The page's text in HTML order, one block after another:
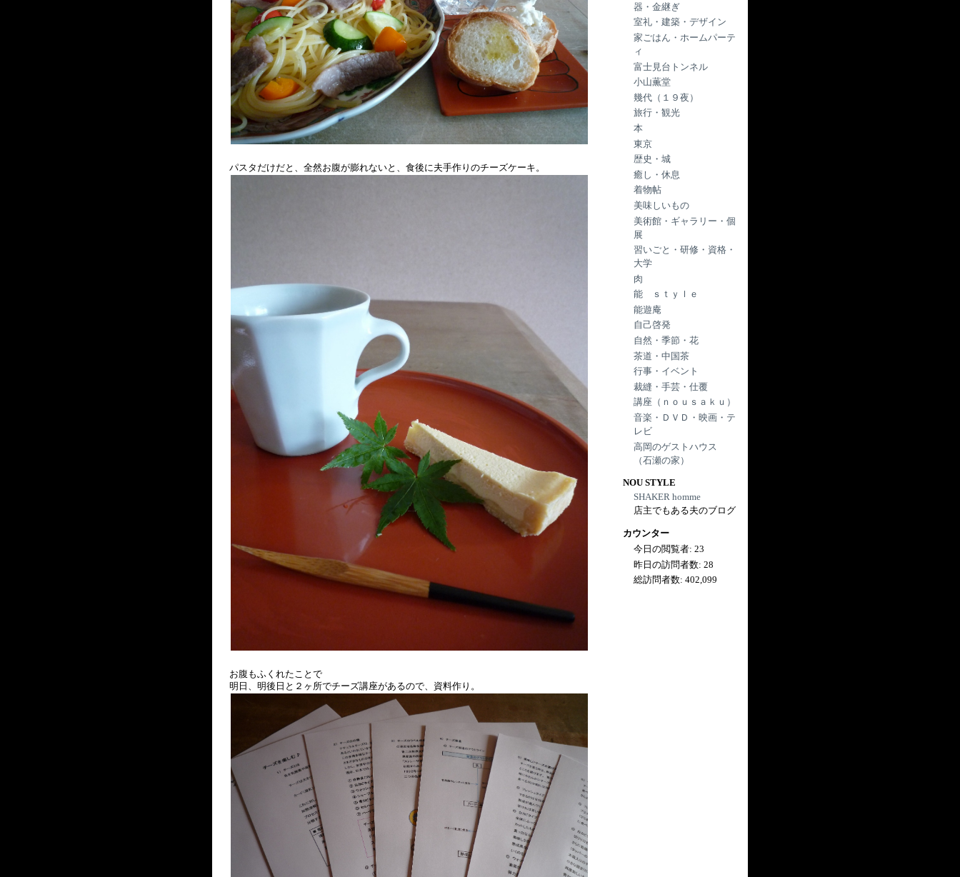
パスタだけだと、全然お腹が膨れないと、食後に夫手作りのチーズケーキ。
お腹もふくれたことで
明日、明後日と２ヶ所でチーズ講座があるので、資料作り。
器・金継ぎ
室礼・建築・デザイン
家ごはん・ホームパーテ
ィ
富士見台トンネル
小山薫堂
幾代（１９夜）
旅行・観光
本
東京
歴史・城
癒し・休息
着物帖
美味しいもの
美術館・ギャラリー・個
展
習いごと・研修・資格・
大学
肉
能 ｓｔｙｌｅ
能遊庵
自己啓発
自然・季節・花
茶道・中国茶
行事・イベント
裁縫・手芸・仕覆
講座（ｎｏｕｓａｋｕ）
音楽・ＤＶＤ・映画・テ
レビ
高岡のゲストハウス
（石瀬の家）
NOU STYLE
SHAKER homme
店主でもある夫のブログ
カウンター
今日の閲覧者:23
昨日の訪問者数:28
総訪問者数:402,099